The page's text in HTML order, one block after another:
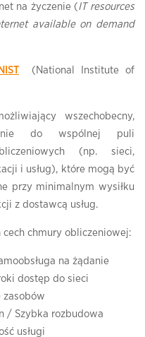
na życzenie (IT resources
available on demand
(National Institute of
wszechobecny,
do wspólnej puli
(np. sieci,
i usług), które mogą być
przy minimalnym wysiłku
z dostawcą usług.
chmury obliczeniowej:
na żądanie
dostęp do sieci
zasobów
/ Szybka rozbudowa
usługi